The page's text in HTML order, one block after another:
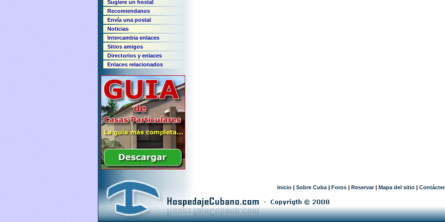
Sugiere un hostal
Recomiendanos
Envía una postal
Noticias
Intercambia enlaces
Sitios amigos
Directorios y enlaces
Enlaces relacionados
Inicio | Sobre Cuba | Foros | Reservar| Mapa del sitio |